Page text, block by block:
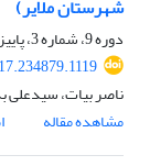
شهرستان ملایر)
دوره 9، شماره 3، پاییز 1397، صفحه
ناصر بیات، سیدعلی
مشاهده مقاله